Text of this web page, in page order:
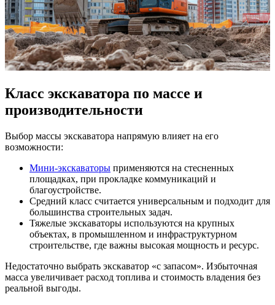
Класс экскаватора по массе и
производительности
Выбор массы экскаватора напрямую влияет на его
возможности:
Мини-экскаваторы применяются на стесненных
площадках, при прокладке коммуникаций и
благоустройстве.
Средний класс считается универсальным и подходит для
большинства строительных задач.
Тяжелые экскаваторы используются на крупных
объектах, в промышленном и инфраструктурном
строительстве, где важны высокая мощность и ресурс.
Недостаточно выбрать экскаватор «с запасом». Избыточная
масса увеличивает расход топлива и стоимость владения без
реальной выгоды.